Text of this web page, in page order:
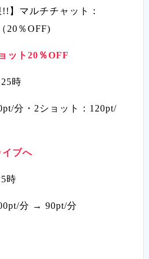
】マルチチャット：
20％OFF)
ット20％OFF
時
分・2ショット：120pt/
イブへ
時
分 → 90pt/分